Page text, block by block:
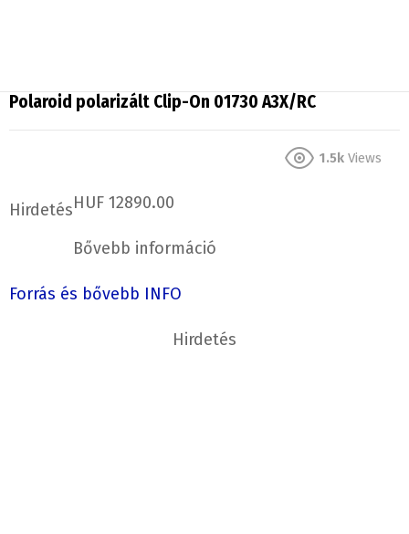
Polaroid polarizált Clip-On 01730 A3X/RC
1.5k Views
HirdetésHUF 12890.00
Bővebb információ
Forrás és bővebb INFO
Hirdetés